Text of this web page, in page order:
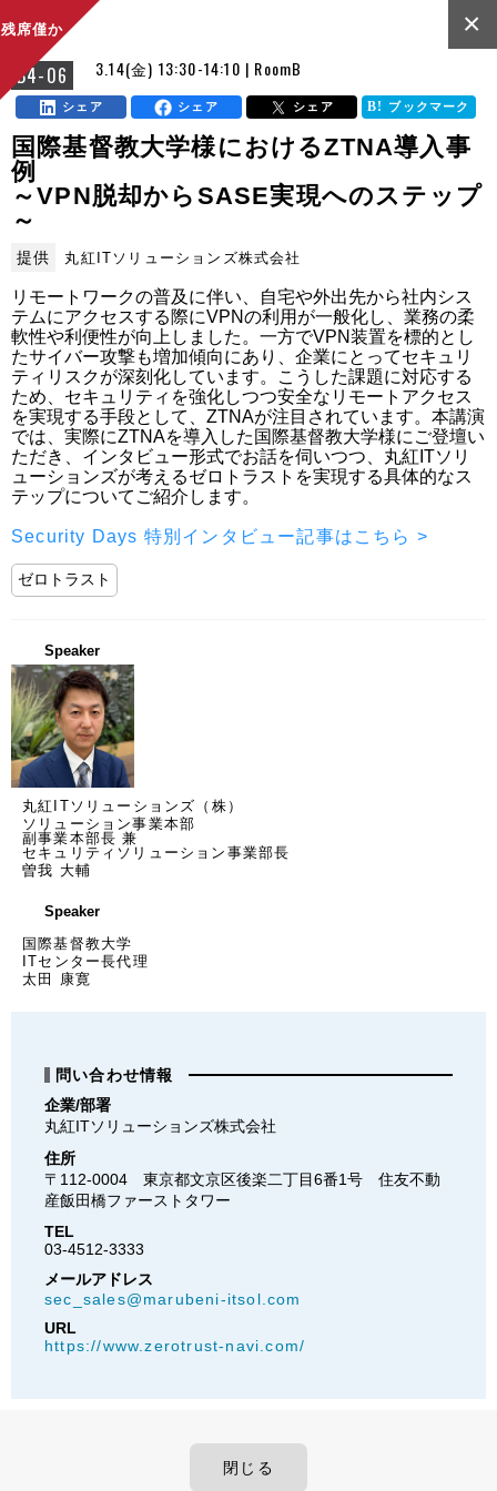
B4-06 3.14(金) 13:30-14:10 | RoomB
×
シェア シェア シェア ブックマーク
残席僅か
国際基督教大学様におけるZTNA導入事
例
～VPN脱却からSASE実現へのステップ
～
提供 丸紅ITソリューションズ株式会社
リモートワークの普及に伴い、自宅や外出先から社内シス
テムにアクセスする際にVPNの利用が一般化し、業務の柔
軟性や利便性が向上しました。一方でVPN装置を標的とし
たサイバー攻撃も増加傾向にあり、企業にとってセキュリ
ティリスクが深刻化しています。こうした課題に対応する
ため、セキュリティを強化しつつ安全なリモートアクセス
を実現する手段として、ZTNAが注目されています。本講演
では、実際にZTNAを導入した国際基督教大学様にご登壇い
ただき、インタビュー形式でお話を伺いつつ、丸紅ITソリ
ューションズが考えるゼロトラストを実現する具体的なス
テップについてご紹介します。
Security Days 特別インタビュー記事はこちら >
ゼロトラスト
Speaker
丸紅ITソリューションズ（株）
ソリューション事業本部
副事業本部長 兼
セキュリティソリューション事業部長
曽我 大輔
Speaker
国際基督教大学
ITセンター長代理
太田 康寛
問い合わせ情報
企業/部署
丸紅ITソリューションズ株式会社
住所
〒112-0004　東京都文京区後楽二丁目6番1号　住友不動
産飯田橋ファーストタワー
TEL
03-4512-3333
メールアドレス
sec_sales@marubeni-itsol.com
URL
https://www.zerotrust-navi.com/
閉じる